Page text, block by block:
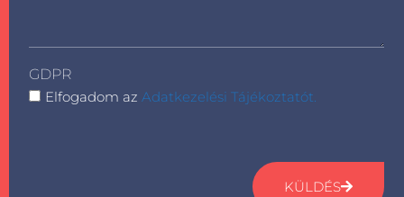
GDPR
Elfogadom azAdatkezelési Tájékoztatót.
KÜLDÉS